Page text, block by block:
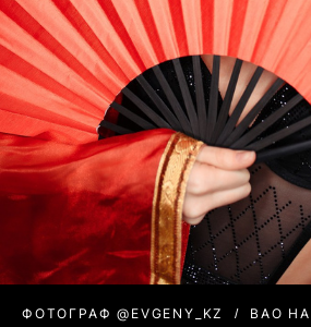
ФОТОГРАФ @EVGENY_KZ BAO